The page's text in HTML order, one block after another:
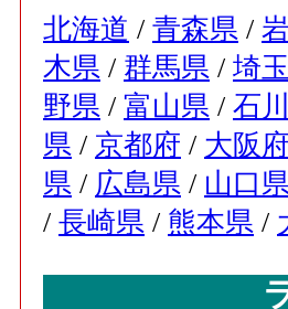
北海道 / 青森県 /
木県 / 群馬県 / 埼
野県 / 富山県 / 石
県 / 京都府 / 大阪府
県 / 広島県 / 山口
/ 長崎県 / 熊本県 /